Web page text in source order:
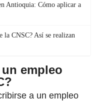
Antioquia: Cómo aplicar a
la CNSC? Así se realizan
empleo
a un empleo